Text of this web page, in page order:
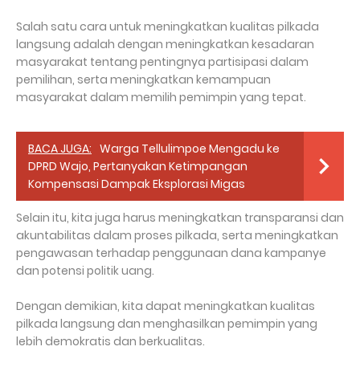
Salah satu cara untuk meningkatkan kualitas pilkada
langsung adalah dengan meningkatkan kesadaran
masyarakat tentang pentingnya partisipasi dalam
pemilihan, serta meningkatkan kemampuan
masyarakat dalam memilih pemimpin yang tepat.
BACA JUGA: Warga Tellulimpoe Mengadu ke
DPRD Wajo, Pertanyakan Ketimpangan
Kompensasi Dampak Eksplorasi Migas
Selain itu, kita juga harus meningkatkan transparansi dan
akuntabilitas dalam proses pilkada, serta meningkatkan
pengawasan terhadap penggunaan dana kampanye
dan potensi politik uang.
Dengan demikian, kita dapat meningkatkan kualitas
pilkada langsung dan menghasilkan pemimpin yang
lebih demokratis dan berkualitas.